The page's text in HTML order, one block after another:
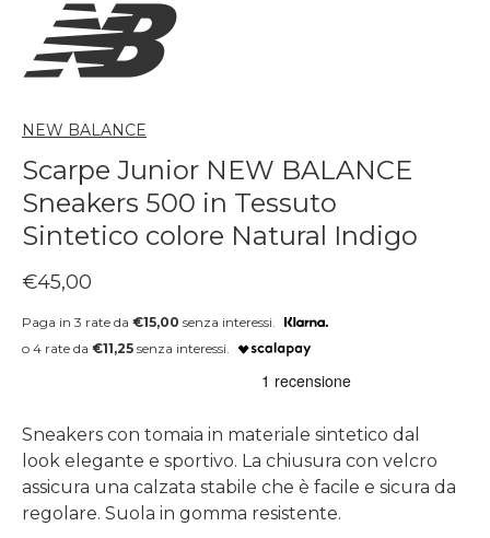
NEW BALANCE
Scarpe Junior NEW BALANCE
Sneakers 500 in Tessuto
Sintetico colore Natural Indigo
Prezzo regolare
€45,00
Paga in 3 rate da €15,00 senza interessi.
o 4 rate da €11,25 senza interessi.
Sneakers con tomaia in materiale sintetico dal
look elegante e sportivo. La chiusura con velcro
assicura una calzata stabile che è facile e sicura da
regolare. Suola in gomma resistente.